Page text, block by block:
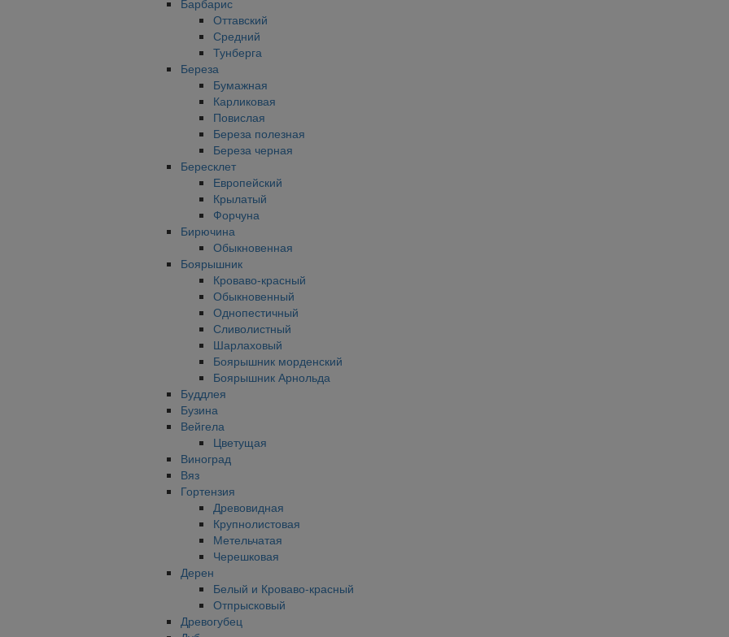
Барбарис
Оттавский
Средний
Тунберга
Береза
Бумажная
Карликовая
Повислая
Береза полезная
Береза черная
Бересклет
Европейский
Крылатый
Форчуна
Бирючина
Обыкновенная
Боярышник
Кроваво-красный
Обыкновенный
Однопестичный
Сливолистный
Шарлаховый
Боярышник морденский
Боярышник Арнольда
Буддлея
Бузина
Вейгела
Цветущая
Виноград
Вяз
Гортензия
Древовидная
Крупнолистовая
Метельчатая
Черешковая
Дерен
Белый и Кроваво-красный
Отпрысковый
Древогубец